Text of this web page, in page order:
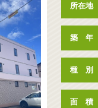
所在地
築 年
種 別
面 積